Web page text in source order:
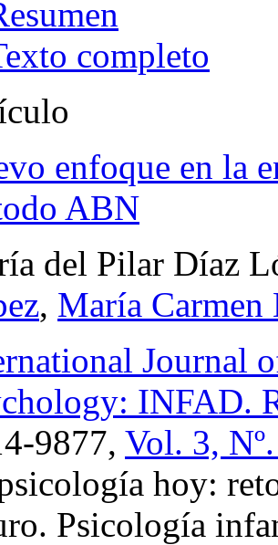
completo
enfoque en la
ABN
del Pilar Díaz
, María Carmen
Journal
INFAD.
9877, Vol. 3,
hoy:
Psicología